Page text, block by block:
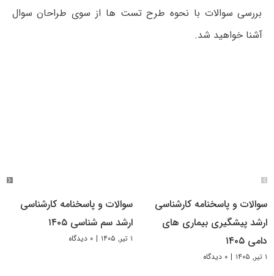
بررسی سوالات با نحوه طرح تست ها از سوی طراحان سوال
آشنا خواهید شد.
سوالات و پاسخنامه کارشناسی
ارشد پیشگیری بیماری های
دامی ۱۴۰۵
۱ تیر, ۱۴۰۵ | ۰ دیدگاه
سوالات و پاسخنامه کارشناسی
ارشد سم شناسی ۱۴۰۵
۱ تیر, ۱۴۰۵ | ۰ دیدگاه